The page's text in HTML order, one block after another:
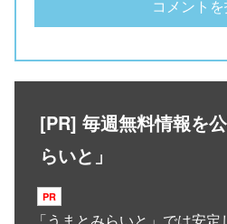
[PR] 毎週無料情報を
らいと」